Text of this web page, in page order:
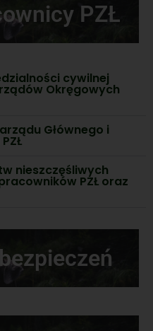
PZŁ
cywilnej
Okręgowych
Głównego i
nieszczęśliwych
PZŁ oraz